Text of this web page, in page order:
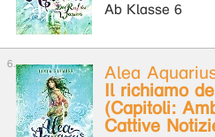
Ab Klasse 6
Alea
Il richiamo
(Capitoli:
Cattive